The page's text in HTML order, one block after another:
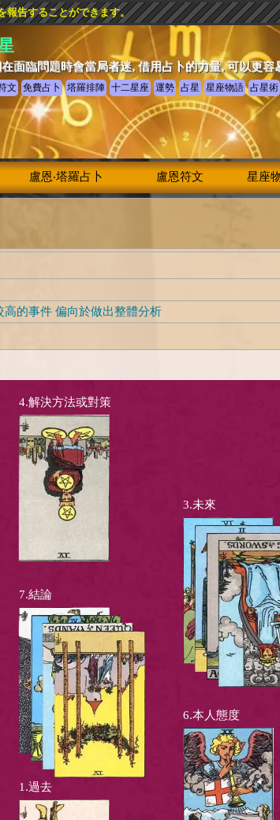
報告することができます。
面臨問題時會當局者迷, 借用占卜的力量, 可以更容
文 免費占卜 塔羅排陣 十二星座 運勢 占星 星座物語 占星術
盧恩‧塔羅占卜 盧恩符文 星座
高的事件 偏向於做出整體分析
1.過去
3.未來
4.解決方法或對策
6.本人態度
7.結論